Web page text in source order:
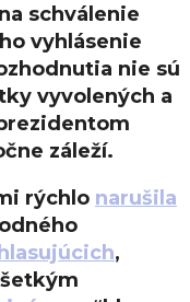
schválenie
vyhlásenie
nie sú
vyvolených a
záleží.
rýchlo narušila
,